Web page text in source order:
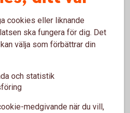
för flera av våra tjänster
organisationer och
cookies eller liknande
ska fungera för dig. Det
välja som förbättrar din
och statistik
medgivande när du vill,